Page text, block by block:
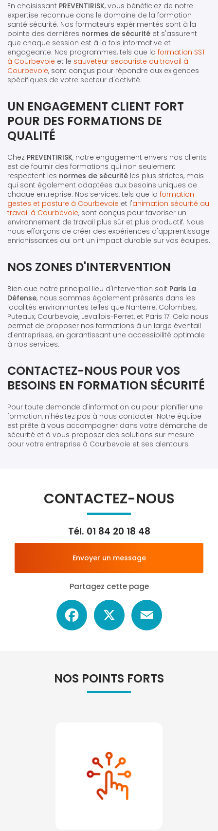
En choisissant PREVENTIRISK, vous bénéficiez de notre
expertise reconnue dans le domaine de la formation
santé sécurité. Nos formateurs expérimentés sont à la
pointe des dernières normes de sécurité et s'assurent
que chaque session est à la fois informative et
engageante. Nos programmes, tels que la formation SST
à Courbevoie et le sauveteur secouriste au travail à
Courbevoie, sont conçus pour répondre aux exigences
spécifiques de votre secteur d'activité.
UN ENGAGEMENT CLIENT FORT
POUR DES FORMATIONS DE
QUALITÉ
Chez PREVENTIRISK, notre engagement envers nos clients
est de fournir des formations qui non seulement
respectent les normes de sécurité les plus strictes, mais
qui sont également adaptées aux besoins uniques de
chaque entreprise. Nos services, tels que la formation
gestes et posture à Courbevoie et l'animation sécurité au
travail à Courbevoie, sont conçus pour favoriser un
environnement de travail plus sûr et plus productif. Nous
nous efforçons de créer des expériences d'apprentissage
enrichissantes qui ont un impact durable sur vos équipes.
NOS ZONES D'INTERVENTION
Bien que notre principal lieu d'intervention soit Paris La
Défense, nous sommes également présents dans les
localités environnantes telles que Nanterre, Colombes,
Puteaux, Courbevoie, Levallois-Perret, et Paris 17. Cela nous
permet de proposer nos formations à un large éventail
d'entreprises, en garantissant une accessibilité optimale
à nos services.
CONTACTEZ-NOUS POUR VOS
BESOINS EN FORMATION SÉCURITÉ
Pour toute demande d'information ou pour planifier une
formation, n'hésitez pas à nous contacter. Notre équipe
est prête à vous accompagner dans votre démarche de
sécurité et à vous proposer des solutions sur mesure
pour votre entreprise à Courbevoie et ses alentours.
CONTACTEZ-NOUS
Tél. 01 84 20 18 48
Envoyer un message
Partagez cette page
Facebook
NOS POINTS FORTS